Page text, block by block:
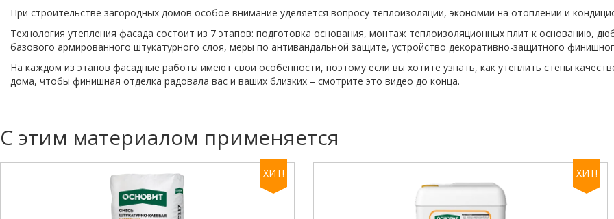
При строительстве загородных домов особое внимание уделяется вопросу теплоизоляции, экономии на отоплении и
Технология утепления фасада состоит из 7 этапов: подготовка основания, монтаж теплоизоляционных плит к основанию,
базового армированного штукатурного слоя, меры по антивандальной защите, устройство декоративно-защитного
На каждом из этапов фасадные работы имеют свои особенности, поэтому если вы хотите узнать, как утеплить стены
дома, чтобы финишная отделка радовала вас и ваших близких – смотрите это видео до конца.
С этим материалом применяется
ХИТ! ХИТ!